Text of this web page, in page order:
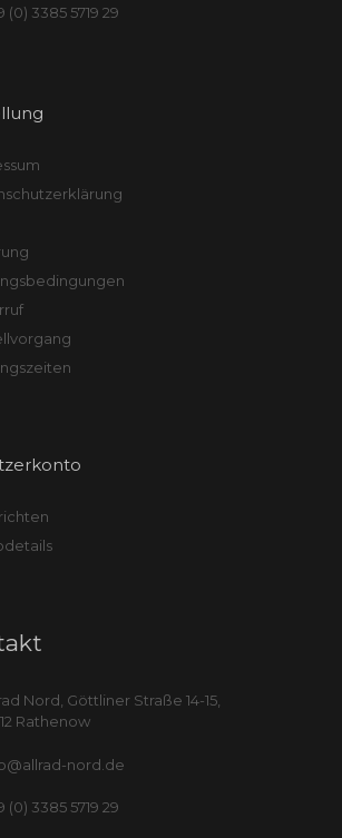
(0) 3385 5719 29
Nord, Göttliner Straße 14-15,
Rathenow
nord.de
(0) 3385 5719 29